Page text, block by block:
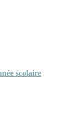
scolaire